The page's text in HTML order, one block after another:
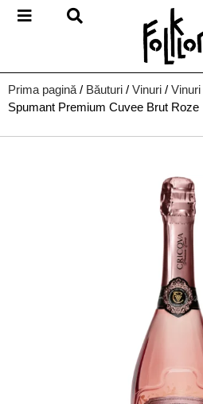
Prima pagină / Băuturi / Vinuri /
Spumant Premium Cuvee Brut Roze